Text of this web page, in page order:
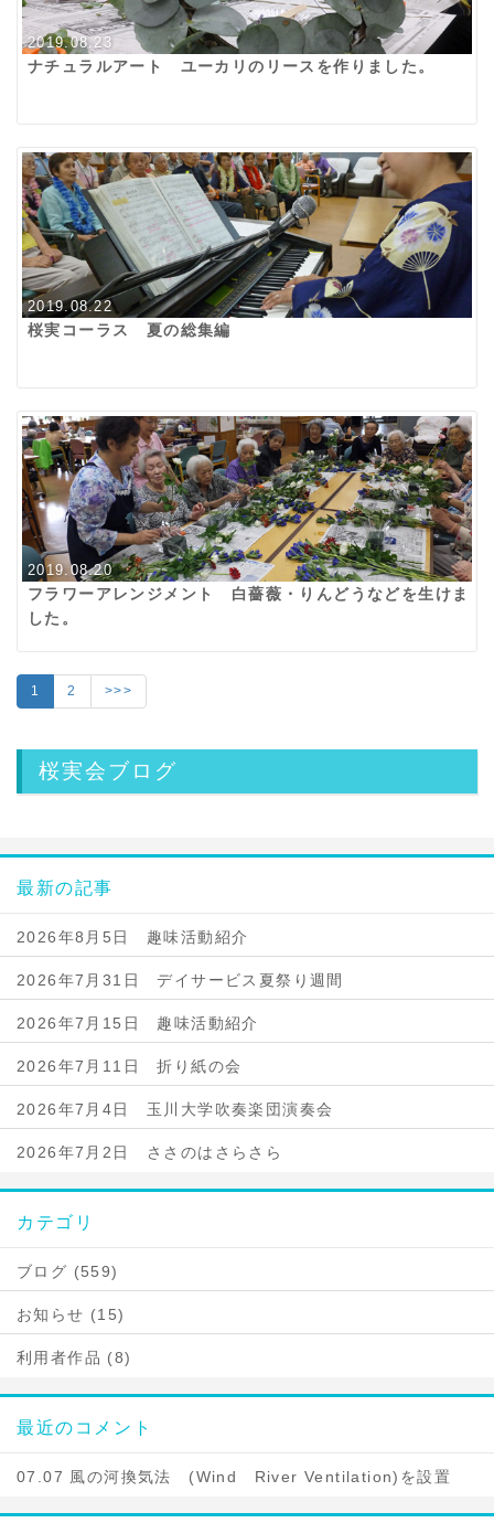
2019.08.23
ナチュラルアート ユーカリのリースを作りました。
2019.08.22
桜実コーラス 夏の総集編
2019.08.20
フラワーアレンジメント 白薔薇・りんどうなどを生けま
した。
1 2 >>>
桜実会ブログ
最新の記事
2026年8月5日 趣味活動紹介
2026年7月31日 デイサービス夏祭り週間
2026年7月15日 趣味活動紹介
2026年7月11日 折り紙の会
2026年7月4日 玉川大学吹奏楽団演奏会
2026年7月2日 ささのはさらさら
カテゴリ
ブログ (559)
お知らせ (15)
利用者作品 (8)
最近のコメント
07.07 風の河換気法 (Wind River Ventilation)を設置